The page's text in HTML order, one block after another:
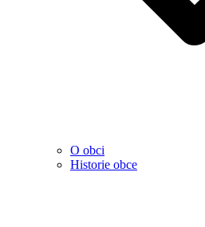
O obci
Historie obce